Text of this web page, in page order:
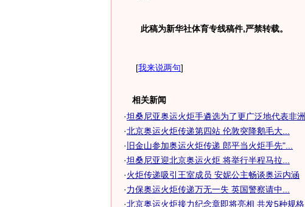
此稿为新华社体育专线稿件,严禁转载。
[我来说两句]
相关新闻
·坦桑尼亚奥运火炬手遴选为了更广泛地代表非洲
·北京奥运火炬传递第四站 伦敦突降鹅毛大...
· 旧金山参加奥运火炬传递 郎平当火炬手先"...
·坦桑尼亚迎北京奥运火炬 将举行半程马拉...
·火炬传递吸引王室成员 安妮公主畅谈奥运内涵
·力保奥运火炬传递万无一失 英国警察请中...
·北京奥运火炬接力纪念章即将亮相 共发5种规格